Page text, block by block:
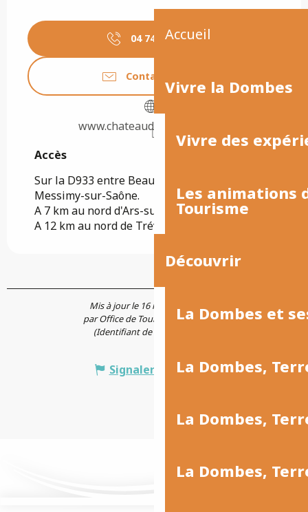
Accueil
Vivre la Dombes
Vivre des
Les animations
Tourisme
Découvrir
La Dombes et
La Dombes,
La Dombes,
La Dombes,
04 74 67 86▒▒
Contactez-nous
www.chateaudeflecheres.com
Accès
Accès
Sur la D933 entre Beauregard (2 km) et
Messimy-sur-Saône.
A 7 km au nord d'Ars-sur-Formans.
A 12 km au nord de Trévoux.
Mis à jour le 16 mai 2026 à 15:25
par Office de Tourisme Ars-Trévoux
(Identifiant de l'offre :
Signaler une erreur